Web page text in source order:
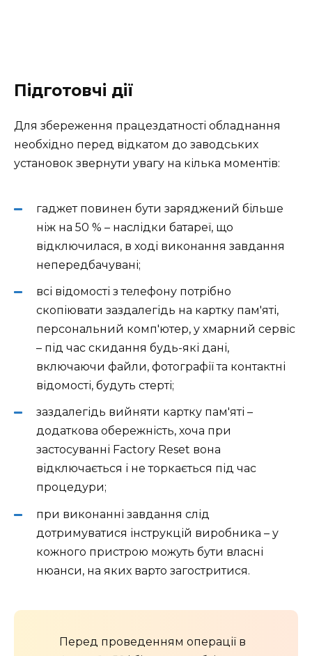
Підготовчі дії
Для збереження працездатності обладнання
необхідно перед відкатом до заводських
установок звернути увагу на кілька моментів:
гаджет повинен бути заряджений більше
ніж на 50 % – наслідки батареї, що
відключилася, в ході виконання завдання
непередбачувані;
всі відомості з телефону потрібно
скопіювати заздалегідь на картку пам'яті,
персональний комп'ютер, у хмарний сервіс
– під час скидання будь-які дані,
включаючи файли, фотографії та контактні
відомості, будуть стерті;
заздалегідь вийняти картку пам'яті –
додаткова обережність, хоча при
застосуванні Factory Reset вона
відключається і не торкається під час
процедури;
при виконанні завдання слід
дотримуватися інструкцій виробника – у
кожного пристрою можуть бути власні
нюанси, на яких варто загостритися.
Перед проведенням операції в